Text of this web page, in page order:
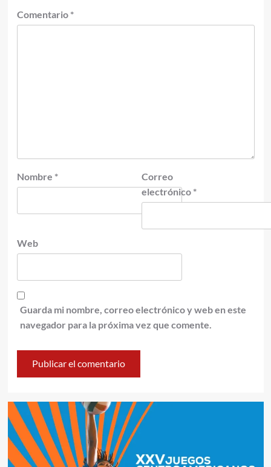
Comentario *
Nombre *
Correo
electrónico *
Web
Guarda mi nombre, correo electrónico y web en este
navegador para la próxima vez que comente.